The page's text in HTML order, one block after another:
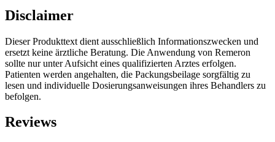
Disclaimer
Dieser Produkttext dient ausschließlich Informationszwecken und
ersetzt keine ärztliche Beratung. Die Anwendung von Remeron
sollte nur unter Aufsicht eines qualifizierten Arztes erfolgen.
Patienten werden angehalten, die Packungsbeilage sorgfältig zu
lesen und individuelle Dosierungsanweisungen ihres Behandlers zu
befolgen.
Reviews